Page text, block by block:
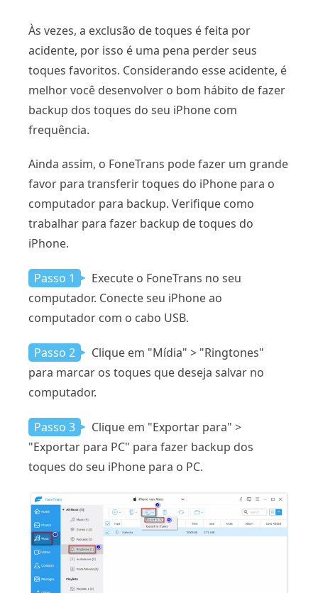
Às vezes, a exclusão de toques é feita por
acidente, por isso é uma pena perder seus
toques favoritos. Considerando esse acidente, é
melhor você desenvolver o bom hábito de fazer
backup dos toques do seu iPhone com
frequência.
Ainda assim, o FoneTrans pode fazer um grande
favor para transferir toques do iPhone para o
computador para backup. Verifique como
trabalhar para fazer backup de toques do
iPhone.
Passo 1
Execute o FoneTrans no seu
computador. Conecte seu iPhone ao
computador com o cabo USB.
Passo 2
Clique em "Mídia" > "Ringtones"
para marcar os toques que deseja salvar no
computador.
Passo 3
Clique em "Exportar para" >
"Exportar para PC" para fazer backup dos
toques do seu iPhone para o PC.